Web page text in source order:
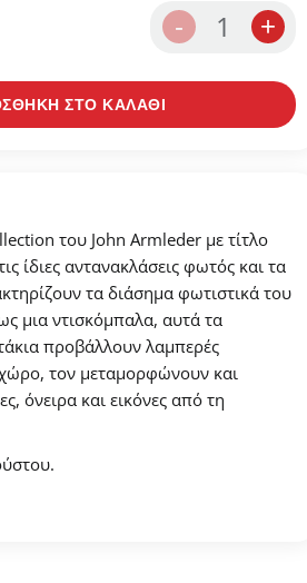
- 1 +
ΣΤΟ ΚΑΛΑΘΙ
του John Armleder με τίτλο
ίδιες αντανακλάσεις φωτός και τα
τα διάσημα φωτιστικά του
μια ντισκόμπαλα, αυτά τα
προβάλλουν λαμπερές
τον μεταμορφώνουν και
όνειρα και εικόνες από τη